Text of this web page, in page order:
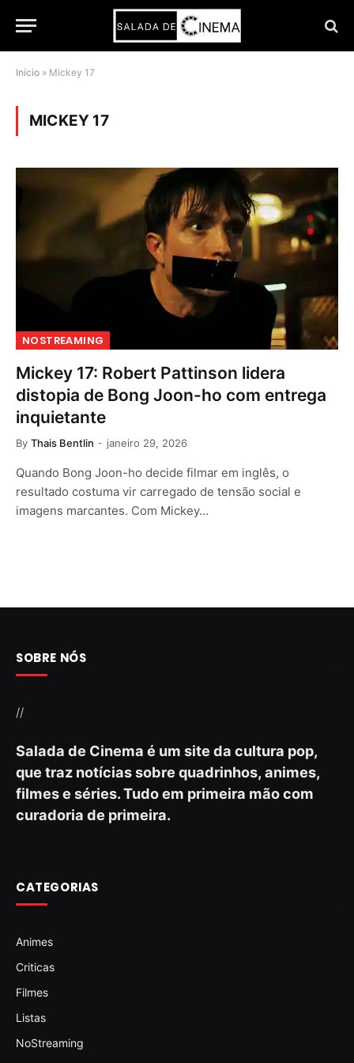
Início » Mickey 17
MICKEY 17
NOSTREAMING
Mickey 17: Robert Pattinson lidera
distopia de Bong Joon-ho com entrega
inquietante
By Thais Bentlin janeiro 29, 2026
Quando Bong Joon-ho decide filmar em inglês, o
resultado costuma vir carregado de tensão social e
imagens marcantes. Com Mickey…
SOBRE NÓS
//
Salada de Cinema é um site da cultura pop,
que traz notícias sobre quadrinhos, animes,
filmes e séries. Tudo em primeira mão com
curadoria de primeira.
CATEGORIAS
Animes
Criticas
Filmes
Listas
NoStreaming